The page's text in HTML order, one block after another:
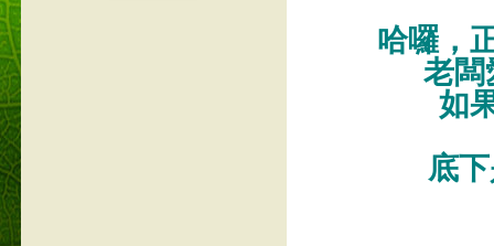
哈囉，
老闆
如
底